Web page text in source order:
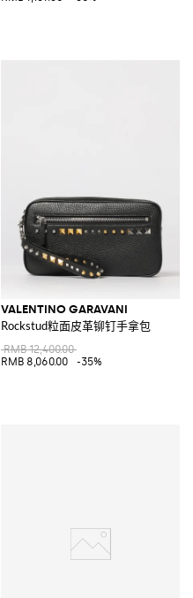
VALENTINO GARAVANI
Rockstud粒面皮革铆钉手拿包
RMB 12,400.00
RMB 8,060.00
-35%